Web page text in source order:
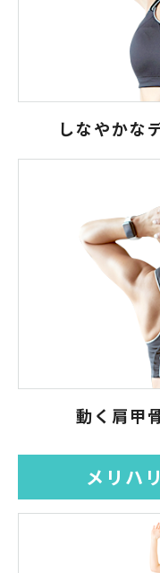
しなやかな
動く肩甲
メリハ